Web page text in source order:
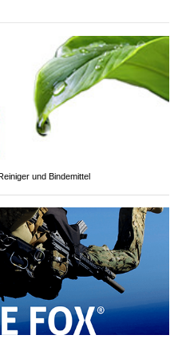
und Bindemittel